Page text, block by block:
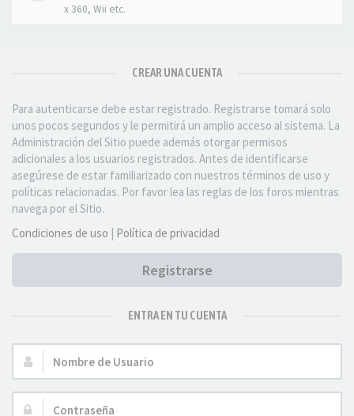
x 360, Wii etc.
CREAR UNA CUENTA
Para autenticarse debe estar registrado. Registrarse tomará solo
unos pocos segundos y le permitirá un amplio acceso al sistema. La
Administración del Sitio puede además otorgar permisos
adicionales a los usuarios registrados. Antes de identificarse
asegúrese de estar familiarizado con nuestros términos de uso y
políticas relacionadas. Por favor lea las reglas de los foros mientras
navega por el Sitio.
Condiciones de uso | Política de privacidad
Registrarse
ENTRA EN TU CUENTA
Nombre
de
Usuario:
Contraseña: